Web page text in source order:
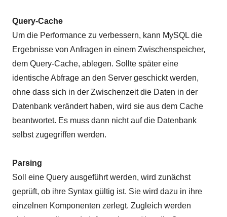
Query-Cache
Um die Performance zu verbessern, kann MySQL die
Ergebnisse von Anfragen in einem Zwischenspeicher,
dem Query-Cache, ablegen. Sollte später eine
identische Abfrage an den Server geschickt werden,
ohne dass sich in der Zwischenzeit die Daten in der
Datenbank verändert haben, wird sie aus dem Cache
beantwortet. Es muss dann nicht auf die Datenbank
selbst zugegriffen werden.
Parsing
Soll eine Query ausgeführt werden, wird zunächst
geprüft, ob ihre Syntax gültig ist. Sie wird dazu in ihre
einzelnen Komponenten zerlegt. Zugleich werden